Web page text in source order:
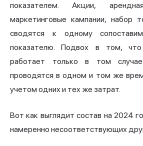
показателем. Акции,
маркетинговые кампании, набор
сводятся к одному
показателю. Подвох в том, что
работает только в том
проводятся в одном и том же
учетом одних и тех же затрат.
Вот как выглядит состав на 2024
намеренно несоответствующих